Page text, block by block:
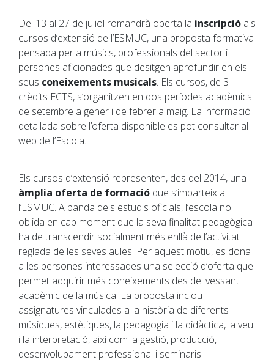
Del 13 al 27 de juliol romandrà oberta la inscripció als
cursos d’extensió de l’ESMUC, una proposta formativa
pensada per a músics, professionals del sector i
persones aficionades que desitgen aprofundir en els
seus coneixements musicals. Els cursos, de 3
crèdits ECTS, s’organitzen en dos períodes acadèmics:
de setembre a gener i de febrer a maig. La informació
detallada sobre l’oferta disponible es pot consultar al
web de l’Escola.
Els cursos d’extensió representen, des del 2014, una
àmplia oferta de formació que s’imparteix a
l’ESMUC. A banda dels estudis oficials, l’escola no
oblida en cap moment que la seva finalitat pedagògica
ha de transcendir socialment més enllà de l’activitat
reglada de les seves aules. Per aquest motiu, es dona
a les persones interessades una selecció d’oferta que
permet adquirir més coneixements des del vessant
acadèmic de la música. La proposta inclou
assignatures vinculades a la història de diferents
músiques, estètiques, la pedagogia i la didàctica, la veu
i la interpretació, així com la gestió, producció,
desenvolupament professional i seminaris.